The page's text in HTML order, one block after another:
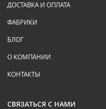
ДОСТАВКА И ОПЛАТА
ФАБРИКИ
БЛОГ
О КОМПАНИИ
КОНТАКТЫ
СВЯЗАТЬСЯ С НАМИ